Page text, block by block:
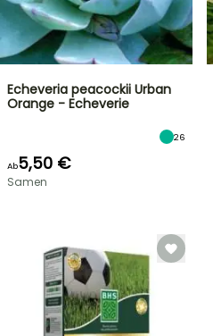
Echeveria peacockii Urban
Orange - Echeverie
26
Ab5,50 €
Samen